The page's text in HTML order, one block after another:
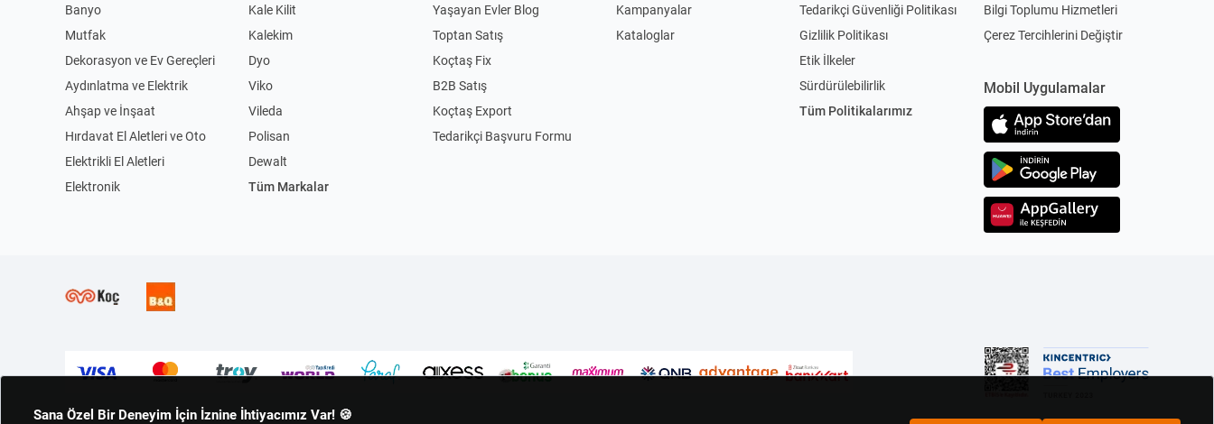
Banyo
Mutfak
Dekorasyon ve Ev Gereçleri
Aydınlatma ve Elektrik
Ahşap ve İnşaat
Hırdavat El Aletleri ve Oto
Elektrikli El Aletleri
Elektronik
Kale Kilit
Kalekim
Dyo
Viko
Vileda
Polisan
Dewalt
Tüm Markalar
Yaşayan Evler Blog
Toptan Satış
Koçtaş Fix
B2B Satış
Koçtaş Export
Tedarikçi Başvuru Formu
Kampanyalar
Kataloglar
Tedarikçi Güvenliği Politikası
Gizlilik Politikası
Etik İlkeler
Sürdürülebilirlik
Tüm Politikalarımız
Bilgi Toplumu Hizmetleri
Çerez Tercihlerini Değiştir
Mobil Uygulamalar